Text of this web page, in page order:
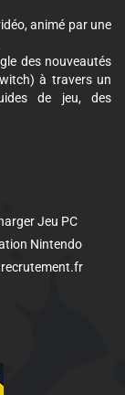
animé par une
des nouveautés
à travers un
de jeu, des
Jeu PC
Nintendo